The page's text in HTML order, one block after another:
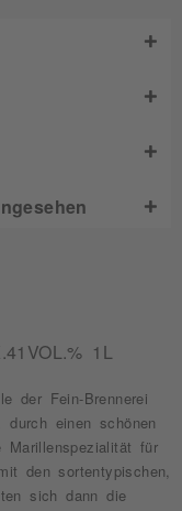
1L
der Fein-Brennerei
durch einen schönen
Marillenspezialität für
den sortentypischen,
sich dann die